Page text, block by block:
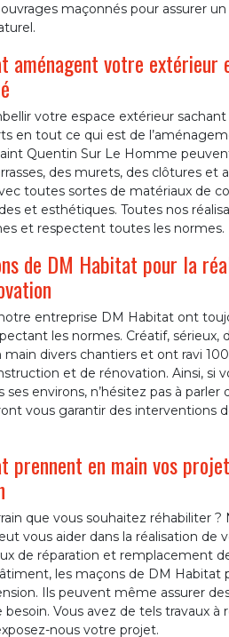
maçonnés pour assurer
aménagent votre extérieur
votre espace extérieur
en tout ce qui est de
Quentin Sur Le Homme
des murets, des clôtures et
toutes sortes de matériaux de
et esthétiques. Toutes nos
et respectent toutes les normes.
de DM Habitat pour la
entreprise DM Habitat ont
les normes. Créatif, sérieux,
main divers chantiers et ont ravi
et de rénovation. Ainsi, si
environs, n’hésitez pas à
vous garantir des interventions
prennent en main vos
que vous souhaitez réhabiliter
vous aider dans la réalisation de
de réparation et remplacement
les maçons de DM Habitat
Ils peuvent même assurer
Vous avez de tels travaux à
nous votre projet.